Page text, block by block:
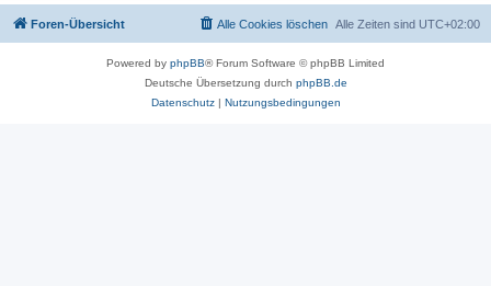
Foren-Übersicht Alle Zeiten sind UTC+02:00
Alle Cookies löschen
Powered by phpBB® Forum Software © phpBB Limited
Deutsche Übersetzung durch phpBB.de
Datenschutz| Nutzungsbedingungen